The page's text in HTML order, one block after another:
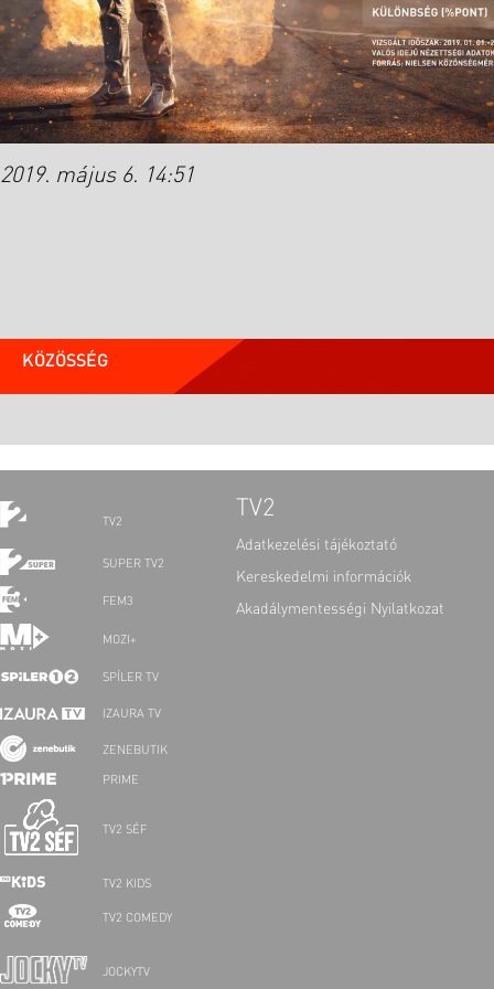
2019. május 6. 14:51
KÖZÖSSÉG
TV2
SUPER TV2
FEM3
MOZI+
SPÍLER TV
IZAURA TV
ZENEBUTIK
PRIME
TV2 SÉF
TV2 KIDS
TV2 COMEDY
JOCKYTV
TV2
Adatkezelési tájékoztató
Kereskedelmi információk
Akadálymentességi Nyilatkozat